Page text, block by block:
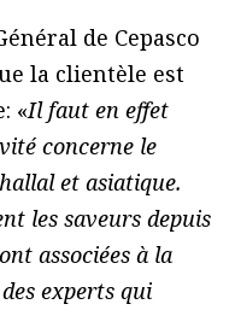
de Cepasco
la clientèle est
«Il faut en effet
concerne le
et asiatique.
les saveurs depuis
associées à la
experts qui